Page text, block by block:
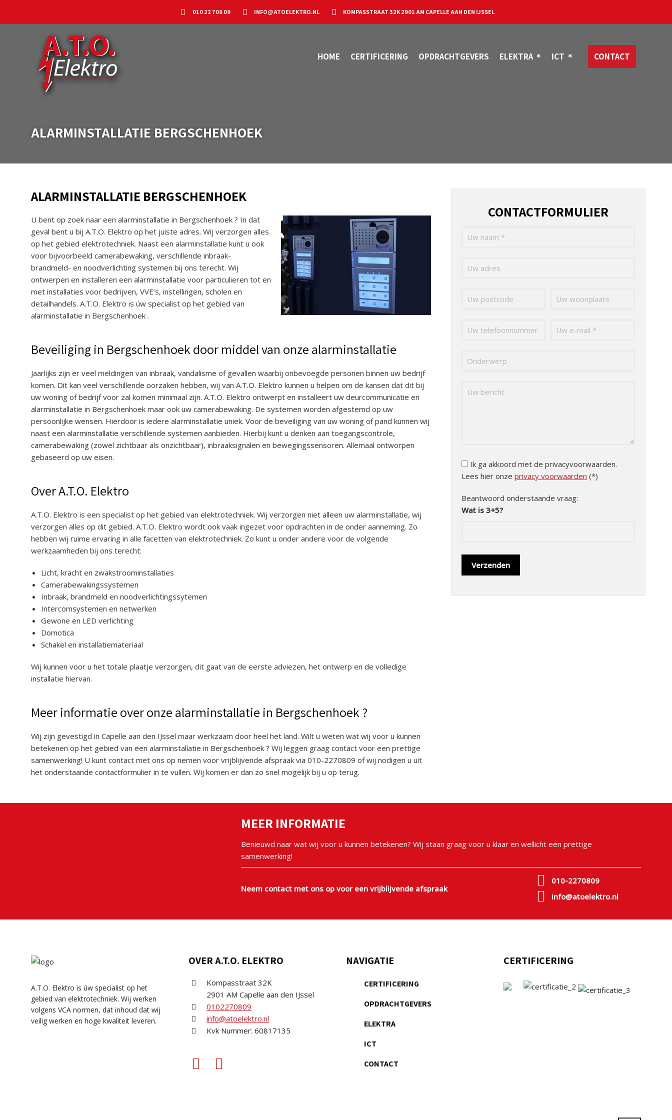
010 22 708 09 INFO@ATOELEKTRO.NL KOMPASSTRAAT 32K 2901 AM CAPELLE AAN DEN IJSSEL
HOME CERTIFICERING OPDRACHTGEVERS ELEKTRA ICT CONTACT
ALARMINSTALLATIE BERGSCHENHOEK
ALARMINSTALLATIE BERGSCHENHOEK
U bent op zoek naar een alarminstallatie in Bergschenhoek ? In dat
geval bent u bij A.T.O. Elektro op het juiste adres. Wij verzorgen alles
op het gebied elektrotechniek. Naast een alarminstallatie kunt u ook
voor bijvoorbeeld camerabewaking, verschillende inbraak-
brandmeld- en noodverlichting systemen bij ons terecht. Wij
ontwerpen en installeren een alarminstallatie voor particulieren tot en
met installaties voor bedrijven, VVE’s, instellingen, scholen en
detailhandels. A.T.O. Elektro is úw specialist op het gebied van
alarminstallatie in Bergschenhoek .
Beveiliging in Bergschenhoek door middel van onze alarminstallatie
Jaarlijks zijn er veel meldingen van inbraak, vandalisme of gevallen waarbij onbevoegde personen binnen uw bedrijf
komen. Dit kan veel verschillende oorzaken hebben, wij van A.T.O. Elektro kunnen u helpen om de kansen dat dit bij
uw woning of bedrijf voor zal komen minimaal zijn. A.T.O. Elektro ontwerpt en installeert uw deurcommunicatie en
alarminstallatie in Bergschenhoek maar ook uw camerabewaking. De systemen worden afgestemd op uw
persoonlijke wensen. Hierdoor is iedere alarminstallatie uniek. Voor de beveiliging van uw woning of pand kunnen wij
naast een alarminstallatie verschillende systemen aanbieden. Hierbij kunt u denken aan toegangscontrole,
camerabewaking (zowel zichtbaar als onzichtbaar), inbraaksignalen en bewegingssensoren. Allemaal ontworpen
gebaseerd op uw eisen.
Over A.T.O. Elektro
A.T.O. Elektro is een specialist op het gebied van elektrotechniek. Wij verzorgen niet alleen uw alarminstallatie, wij
verzorgen alles op dit gebied. A.T.O. Elektro wordt ook vaak ingezet voor opdrachten in de onder aanneming. Zo
hebben wij ruime ervaring in alle facetten van elektrotechniek. Zo kunt u onder andere voor de volgende
werkzaamheden bij ons terecht:
Licht, kracht en zwakstroominstallaties
Camerabewakingssystemen
Inbraak, brandmeld en noodverlichtingssytemen
Intercomsystemen en netwerken
Gewone en LED verlichting
Domotica
Schakel en installatiemateriaal
Wij kunnen voor u het totale plaatje verzorgen, dit gaat van de eerste adviezen, het ontwerp en de volledige
installatie hiervan.
Meer informatie over onze alarminstallatie in Bergschenhoek ?
Wij zijn gevestigd in Capelle aan den IJssel maar werkzaam door heel het land. Wilt u weten wat wij voor u kunnen
betekenen op het gebied van een alarminstallatie in Bergschenhoek ? Wij leggen graag contact voor een prettige
samenwerking! U kunt contact met ons op nemen voor vrijblijvende afspraak via 010-2270809 of wij nodigen u uit
het onderstaande contactformulier in te vullen. Wij komen er dan zo snel mogelijk bij u op terug.
CONTACTFORMULIER
Ik ga akkoord met de privacyvoorwaarden.
Lees hier onze privacy voorwaarden (*)
Beantwoord onderstaande vraag:
Wat is 3+5?
MEER INFORMATIE
Benieuwd naar wat wij voor u kunnen betekenen? Wij staan graag voor u klaar en wellicht een prettige
samenwerking!
Neem contact met ons op voor een vrijblijvende afspraak
010-2270809
info@atoelektro.nl
A.T.O. Elektro is úw specialist op het
gebied van elektrotechniek. Wij werken
volgens VCA normen, dat inhoud dat wij
veilig werken en hoge kwaliteit leveren.
OVER A.T.O. ELEKTRO
Kompasstraat 32K
2901 AM Capelle aan den IJssel
0102270809
info@atoelektro.nl
Kvk Nummer: 60817135
NAVIGATIE
CERTIFICERING
OPDRACHTGEVERS
ELEKTRA
ICT
CONTACT
CERTIFICERING